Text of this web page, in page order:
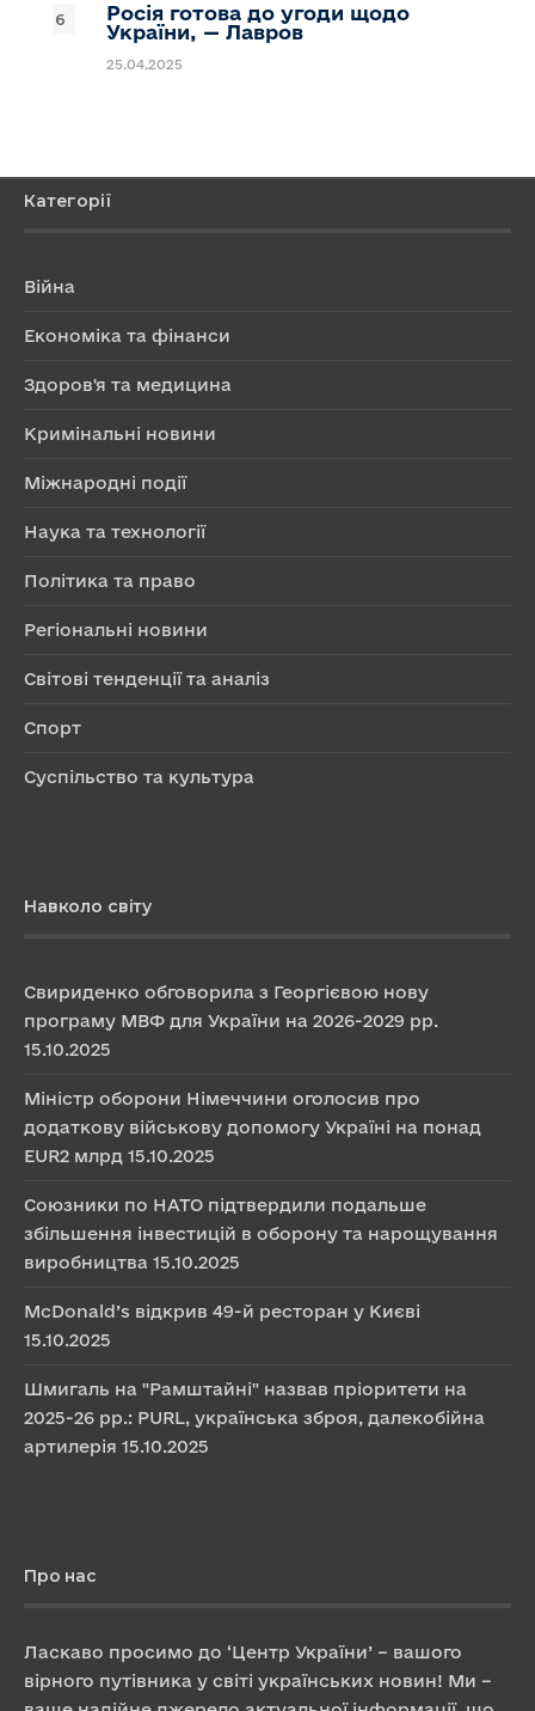
Росія готова до угоди щодо
України, — Лавров
25.04.2025
Категорії
Війна
Економіка та фінанси
Здоров'я та медицина
Кримінальні новини
Міжнародні події
Наука та технології
Політика та право
Регіональні новини
Світові тенденції та аналіз
Спорт
Суспільство та культура
Навколо світу
Свириденко обговорила з Георгієвою нову
програму МВФ для України на 2026-2029 рр.
15.10.2025
Міністр оборони Німеччини оголосив про
додаткову військову допомогу Україні на понад
EUR2 млрд 15.10.2025
Союзники по НАТО підтвердили подальше
збільшення інвестицій в оборону та нарощування
виробництва 15.10.2025
McDonald’s відкрив 49-й ресторан у Києві
15.10.2025
Шмигаль на "Рамштайні" назвав пріоритети на
2025-26 рр.: PURL, українська зброя, далекобійна
артилерія 15.10.2025
Про нас
Ласкаво просимо до ‘Центр України’ – вашого
вірного путівника у світі українських новин! Ми –